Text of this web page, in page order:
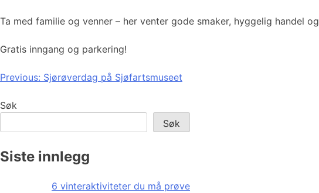
Ta med familie og venner – her venter gode smaker, hyggelig handel
Gratis inngang og parkering!
Innleggsnavigasjon
Previous: Sjørøverdag på Sjøfartsmuseet
Søk
Søk
Siste innlegg
6 vinteraktiviteter du må prøve